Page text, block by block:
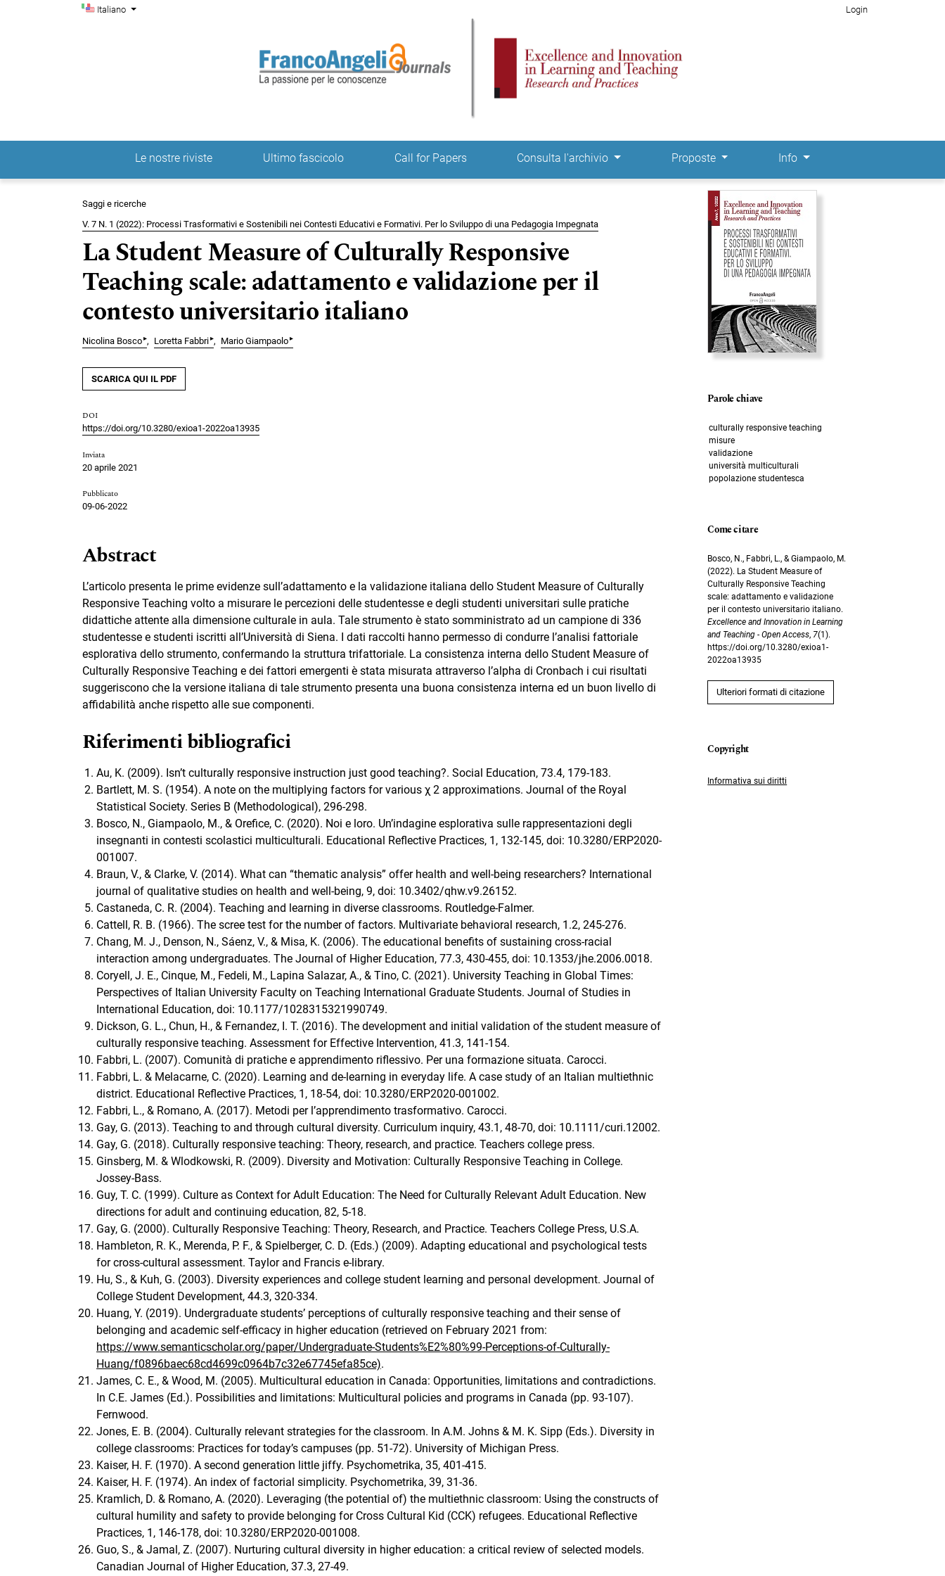
Salta al menu principale di navigazione
Salta al contenuto principale
Salta al piè di pagina del sitoCambia la lingua. La lingua corrente è:
Italiano
Menu di amministrazione Login
Menu principaleLe nostre riviste Ultimo fascicolo Call for Papers Consulta l'archivio Proposte Info
Saggi e ricerche
V. 7 N. 1 (2022): Processi Trasformativi e Sostenibili nei Contesti Educativi e Formativi. Per lo Sviluppo di una Pedagogia Impegnata
La Student Measure of Culturally Responsive
Teaching scale: adattamento e validazione per il
contesto universitario italiano
Nicolina Bosco▸ Loretta Fabbri▸ Mario Giampaolo▸
SCARICA QUI IL PDF
DOI
https://doi.org/10.3280/exioa1-2022oa13935
Inviata
20 aprile 2021
Pubblicato
09-06-2022
Abstract
L’articolo presenta le prime evidenze sull’adattamento e la validazione italiana dello Student Measure of Culturally
Responsive Teaching volto a misurare le percezioni delle studentesse e degli studenti universitari sulle pratiche
didattiche attente alla dimensione culturale in aula. Tale strumento è stato somministrato ad un campione di 336
studentesse e studenti iscritti all’Università di Siena. I dati raccolti hanno permesso di condurre l’analisi fattoriale
esplorativa dello strumento, confermando la struttura trifattoriale. La consistenza interna dello Student Measure of
Culturally Responsive Teaching e dei fattori emergenti è stata misurata attraverso l’alpha di Cronbach i cui risultati
suggeriscono che la versione italiana di tale strumento presenta una buona consistenza interna ed un buon livello di
affidabilità anche rispetto alle sue componenti.
Riferimenti bibliografici
Au, K. (2009). Isn’t culturally responsive instruction just good teaching?. Social Education, 73.4, 179-183.
Bartlett, M. S. (1954). A note on the multiplying factors for various χ 2 approximations. Journal of the Royal
Statistical Society. Series B (Methodological), 296-298.
Bosco, N., Giampaolo, M., & Orefice, C. (2020). Noi e loro. Un’indagine esplorativa sulle rappresentazioni degli
insegnanti in contesti scolastici multiculturali. Educational Reflective Practices, 1, 132-145, doi: 10.3280/ERP2020-
001007.
Braun, V., & Clarke, V. (2014). What can “thematic analysis” offer health and well-being researchers? International
journal of qualitative studies on health and well-being, 9, doi: 10.3402/qhw.v9.26152.
Castaneda, C. R. (2004). Teaching and learning in diverse classrooms. Routledge-Falmer.
Cattell, R. B. (1966). The scree test for the number of factors. Multivariate behavioral research, 1.2, 245-276.
Chang, M. J., Denson, N., Sáenz, V., & Misa, K. (2006). The educational benefits of sustaining cross-racial
interaction among undergraduates. The Journal of Higher Education, 77.3, 430-455, doi: 10.1353/jhe.2006.0018.
Coryell, J. E., Cinque, M., Fedeli, M., Lapina Salazar, A., & Tino, C. (2021). University Teaching in Global Times:
Perspectives of Italian University Faculty on Teaching International Graduate Students. Journal of Studies in
International Education, doi: 10.1177/1028315321990749.
Dickson, G. L., Chun, H., & Fernandez, I. T. (2016). The development and initial validation of the student measure of
culturally responsive teaching. Assessment for Effective Intervention, 41.3, 141-154.
Fabbri, L. (2007). Comunità di pratiche e apprendimento riflessivo. Per una formazione situata. Carocci.
Fabbri, L. & Melacarne, C. (2020). Learning and de-learning in everyday life. A case study of an Italian multiethnic
district. Educational Reflective Practices, 1, 18-54, doi: 10.3280/ERP2020-001002.
Fabbri, L., & Romano, A. (2017). Metodi per l’apprendimento trasformativo. Carocci.
Gay, G. (2013). Teaching to and through cultural diversity. Curriculum inquiry, 43.1, 48-70, doi: 10.1111/curi.12002.
Gay, G. (2018). Culturally responsive teaching: Theory, research, and practice. Teachers college press.
Ginsberg, M. & Wlodkowski, R. (2009). Diversity and Motivation: Culturally Responsive Teaching in College.
Jossey-Bass.
Guy, T. C. (1999). Culture as Context for Adult Education: The Need for Culturally Relevant Adult Education. New
directions for adult and continuing education, 82, 5-18.
Gay, G. (2000). Culturally Responsive Teaching: Theory, Research, and Practice. Teachers College Press, U.S.A.
Hambleton, R. K., Merenda, P. F., & Spielberger, C. D. (Eds.) (2009). Adapting educational and psychological tests
for cross-cultural assessment. Taylor and Francis e-library.
Hu, S., & Kuh, G. (2003). Diversity experiences and college student learning and personal development. Journal of
College Student Development, 44.3, 320-334.
Huang, Y. (2019). Undergraduate students’ perceptions of culturally responsive teaching and their sense of
belonging and academic self-efficacy in higher education (retrieved on February 2021 from:
https://www.semanticscholar.org/paper/Undergraduate-Students%E2%80%99-Perceptions-of-Culturally-
Huang/f0896baec68cd4699c0964b7c32e67745efa85ce).
James, C. E., & Wood, M. (2005). Multicultural education in Canada: Opportunities, limitations and contradictions.
In C.E. James (Ed.). Possibilities and limitations: Multicultural policies and programs in Canada (pp. 93-107).
Fernwood.
Jones, E. B. (2004). Culturally relevant strategies for the classroom. In A.M. Johns & M. K. Sipp (Eds.). Diversity in
college classrooms: Practices for today’s campuses (pp. 51-72). University of Michigan Press.
Kaiser, H. F. (1970). A second generation little jiffy. Psychometrika, 35, 401-415.
Kaiser, H. F. (1974). An index of factorial simplicity. Psychometrika, 39, 31-36.
Kramlich, D. & Romano, A. (2020). Leveraging (the potential of) the multiethnic classroom: Using the constructs of
cultural humility and safety to provide belonging for Cross Cultural Kid (CCK) refugees. Educational Reflective
Practices, 1, 146-178, doi: 10.3280/ERP2020-001008.
Guo, S., & Jamal, Z. (2007). Nurturing cultural diversity in higher education: a critical review of selected models.
Canadian Journal of Higher Education, 37.3, 27-49.
Immagine di copertina
Parole chiave
culturally responsive teaching
misure
validazione
università multiculturali
popolazione studentesca
Come citare
Bosco, N., Fabbri, L., & Giampaolo, M.
(2022). La Student Measure of
Culturally Responsive Teaching
scale: adattamento e validazione
per il contesto universitario italiano.
Excellence and Innovation in Learning
and Teaching - Open Access, 7(1).
https://doi.org/10.3280/exioa1-
2022oa13935
Ulteriori formati di citazione
Informativa sui diritti